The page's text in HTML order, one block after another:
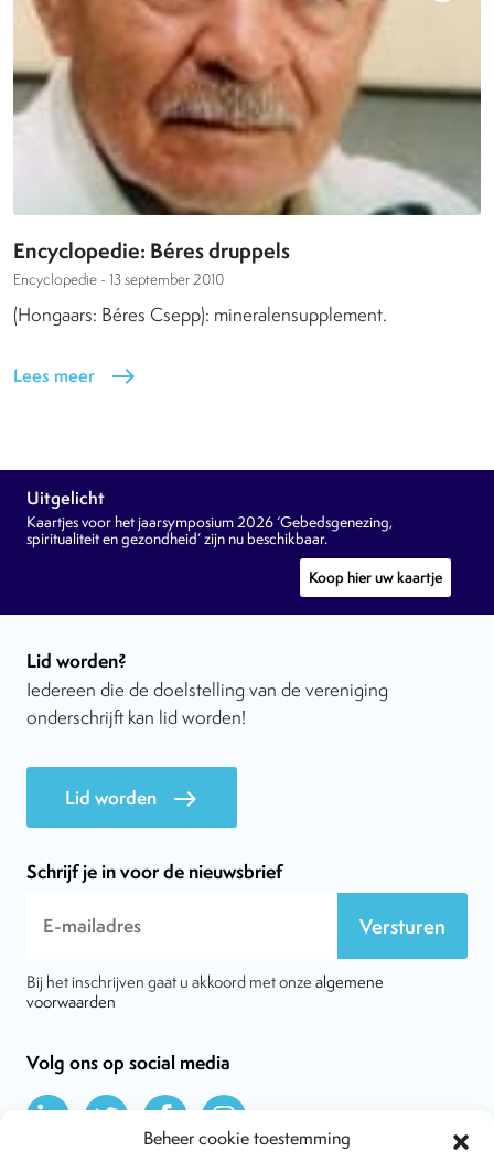
Beheer cookie toestemming
Encyclopedie: Béres druppels
Encyclopedie - 13 september 2010
(Hongaars: Béres Csepp): mineralensupplement.
Lees meer east
Uitgelicht
Kaartjes voor het jaarsymposium 2026 ‘Gebedsgenezing,
spiritualiteit en gezondheid’ zijn nu beschikbaar.
Koop hier uw kaartje
Lid worden?
Iedereen die de doelstelling van de vereniging
onderschrijft kan lid worden!
Lid worden east
Schrijf je in voor de nieuwsbrief
Versturen
Bij het inschrijven gaat u akkoord met onze algemene
voorwaarden
Volg ons op social media